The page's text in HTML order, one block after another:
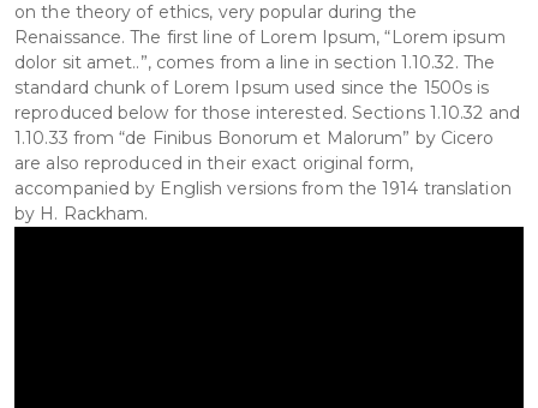
on the theory of ethics, very popular during the
Renaissance. The first line of Lorem Ipsum, “Lorem ipsum
dolor sit amet..”, comes from a line in section 1.10.32. The
standard chunk of Lorem Ipsum used since the 1500s is
reproduced below for those interested. Sections 1.10.32 and
1.10.33 from “de Finibus Bonorum et Malorum” by Cicero
are also reproduced in their exact original form,
accompanied by English versions from the 1914 translation
by H. Rackham.